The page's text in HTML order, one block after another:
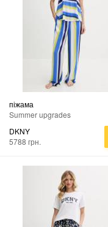
піжама
Summer upgrades
DKNY
5788 грн.